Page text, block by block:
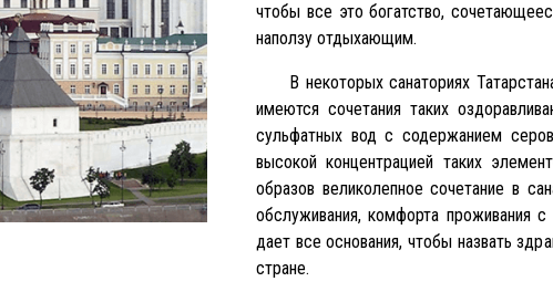
чтобы все это богатство,
наползу отдыхающим.
В некоторых санаториях
имеются сочетания таких
сульфатных вод с содержанием
высокой концентрацией таких
образов великолепное сочетание в
обслуживания, комфорта проживания
дает все основания, чтобы назвать
стране.